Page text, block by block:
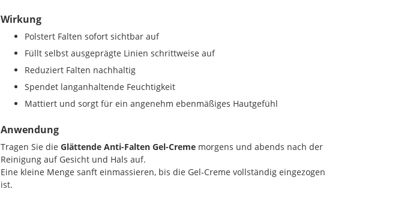
Wirkung
Polstert Falten sofort sichtbar auf
Füllt selbst ausgeprägte Linien schrittweise auf
Reduziert Falten nachhaltig
Spendet langanhaltende Feuchtigkeit
Mattiert und sorgt für ein angenehm ebenmäßiges Hautgefühl
Anwendung
Tragen Sie die Glättende Anti-Falten Gel-Creme morgens und abends nach der
Reinigung auf Gesicht und Hals auf.
Eine kleine Menge sanft einmassieren, bis die Gel-Creme vollständig eingezogen
ist.